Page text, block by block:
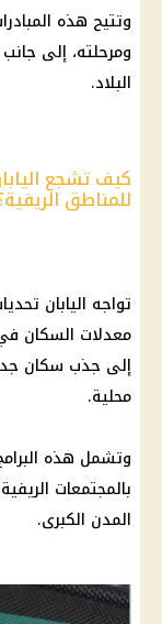
وتتيح هذه
ومرحلته، إلى
البلاد.
كيف تشجع
للمناطق
تواجه اليابان
معدلات السكان
إلى جذب سكان
محلية.
وتشمل هذه
بالمجتمعات
المدن الكبرى.